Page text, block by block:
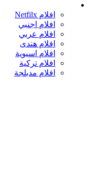
افلام Netfilx
افلام اجنبي
افلام عربي
افلام هندى
افلام اسيوية
افلام تركية
افلام مدبلجة